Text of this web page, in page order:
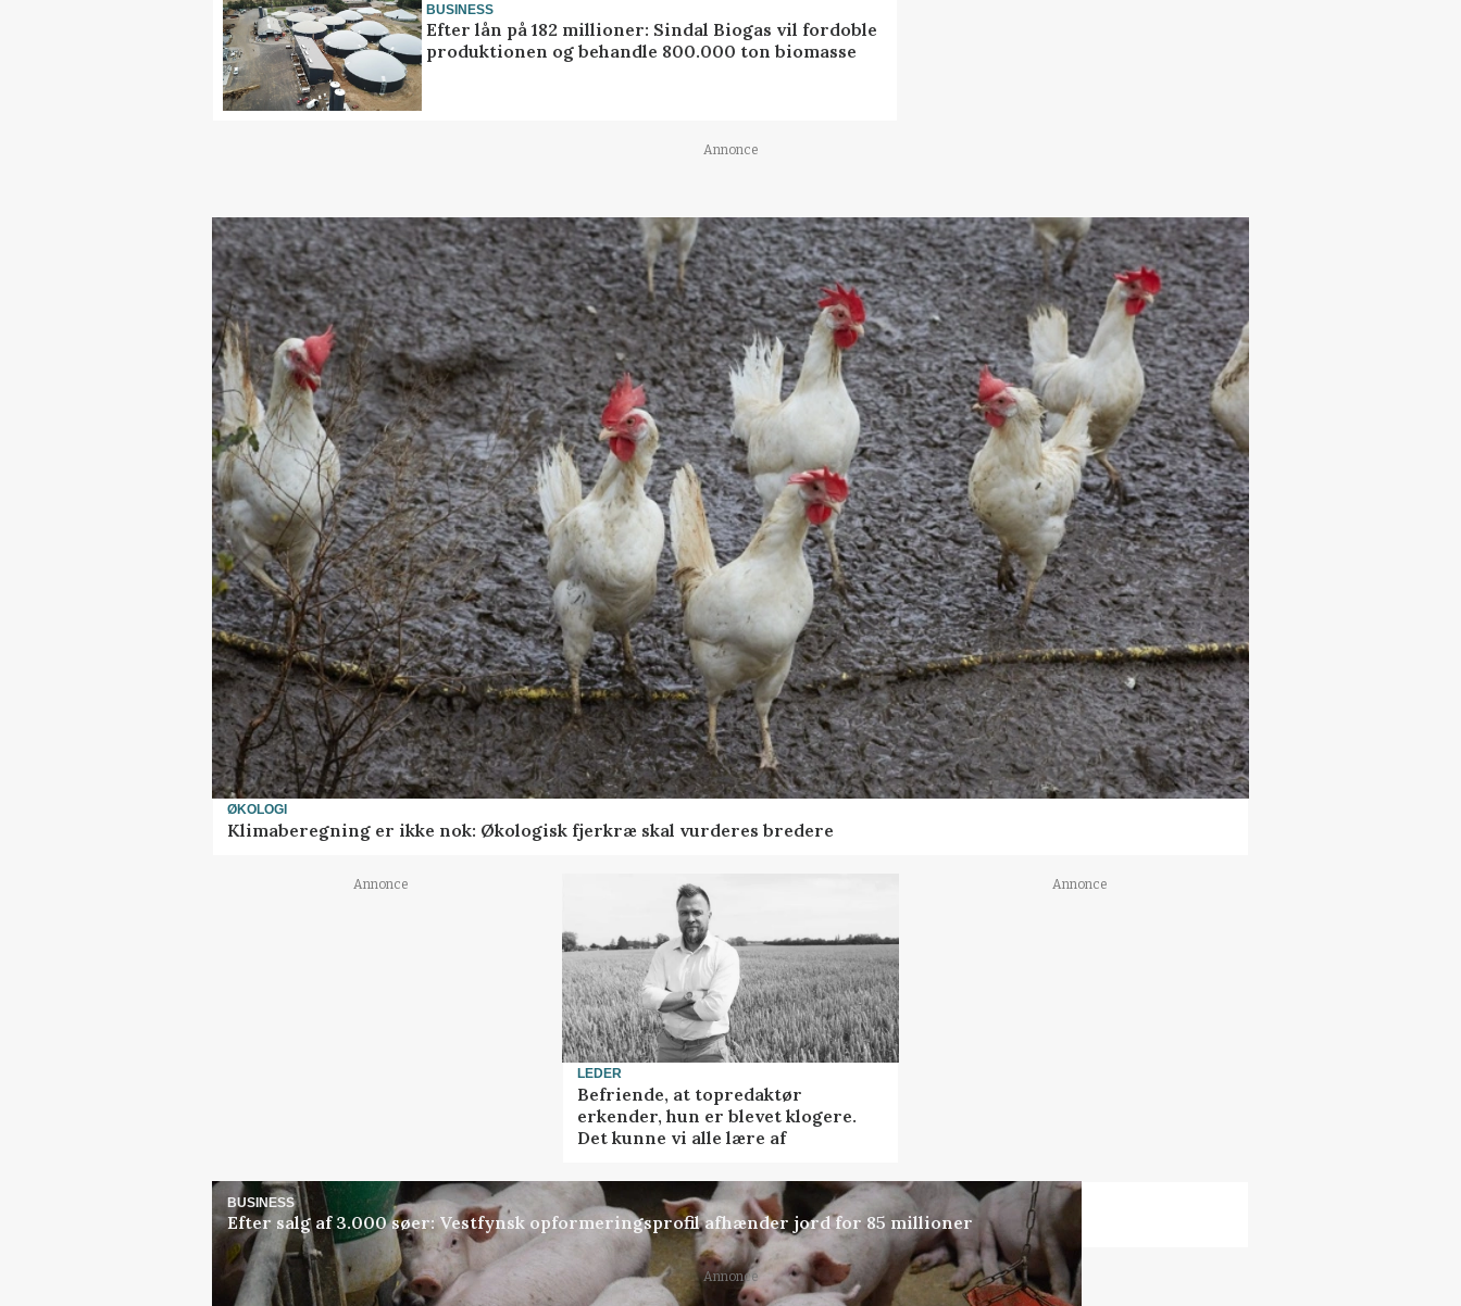
BUSINESS
Efter lån på 182 millioner: Sindal Biogas vil fordoble
produktionen og behandle 800.000 ton biomasse
Annonce
ØKOLOGI
Klimaberegning er ikke nok: Økologisk fjerkræ skal vurderes bredere
Annonce
LEDER
Befriende, at topredaktør
erkender, hun er blevet klogere.
Det kunne vi alle lære af
Annonce
BUSINESS
Efter salg af 3.000 søer: Vestfynsk opformeringsprofil afhænder jord for 85 millioner
Annonce